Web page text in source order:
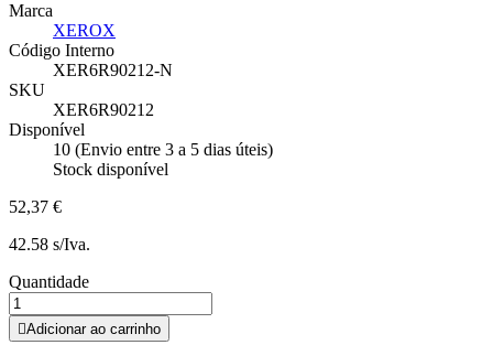
Marca
XEROX
Código Interno
XER6R90212-N
SKU
XER6R90212
Disponível
10 (Envio entre 3 a 5 dias úteis)
Stock disponível
52,37 €
42.58 s/Iva.
Quantidade
Adicionar ao carrinho